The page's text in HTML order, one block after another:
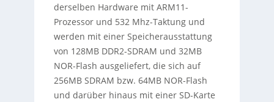
derselben Hardware mit ARM11-
Prozessor und 532 Mhz-Taktung und
werden mit einer Speicherausstattung
von 128MB DDR2-SDRAM und 32MB
NOR-Flash ausgeliefert, die sich auf
256MB SDRAM bzw. 64MB NOR-Flash
und darüber hinaus mit einer SD-Karte